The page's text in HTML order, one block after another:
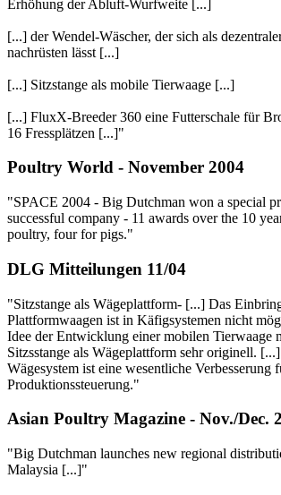
Erhöhung der Abluft-Wurfweite [...]
[...] der Wendel-Wäscher, der sich als
nachrüsten lässt [...]
[...] Sitzstange als mobile Tierwaage [...]
[...] FluxX-Breeder 360 eine Futterschale für
16 Fressplätzen [...]"
Poultry World - November 2004
"SPACE 2004 - Big Dutchman won a special
successful company - 11 awards over the 10
poultry, four for pigs."
DLG Mitteilungen 11/04
"Sitzstange als Wägeplattform- [...] Das
Plattformwaagen ist in Käfigsystemen nicht
Idee der Entwicklung einer mobilen Tierwaage
Sitzsstange als Wägeplattform sehr originell.
Wägesystem ist eine wesentliche Verbesserung
Produktionssteuerung."
Asian Poultry Magazine - Nov./Dec.
"Big Dutchman launches new regional
Malaysia [...]"